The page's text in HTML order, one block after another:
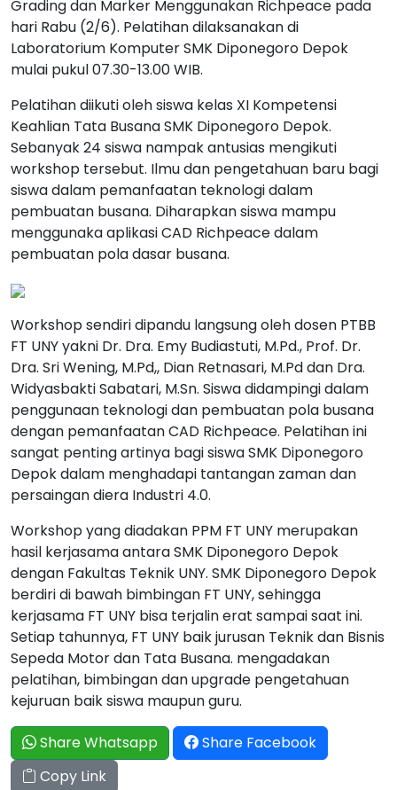
Grading dan Marker Menggunakan Richpeace pada
hari Rabu (2/6). Pelatihan dilaksanakan di
Laboratorium Komputer SMK Diponegoro Depok
mulai pukul 07.30-13.00 WIB.
Pelatihan diikuti oleh siswa kelas XI Kompetensi
Keahlian Tata Busana SMK Diponegoro Depok.
Sebanyak 24 siswa nampak antusias mengikuti
workshop tersebut. Ilmu dan pengetahuan baru bagi
siswa dalam pemanfaatan teknologi dalam
pembuatan busana. Diharapkan siswa mampu
menggunaka aplikasi CAD Richpeace dalam
pembuatan pola dasar busana.
Workshop sendiri dipandu langsung oleh dosen PTBB
FT UNY yakni Dr. Dra. Emy Budiastuti, M.Pd., Prof. Dr.
Dra. Sri Wening, M.Pd,, Dian Retnasari, M.Pd dan Dra.
Widyasbakti Sabatari, M.Sn. Siswa didampingi dalam
penggunaan teknologi dan pembuatan pola busana
dengan pemanfaatan CAD Richpeace. Pelatihan ini
sangat penting artinya bagi siswa SMK Diponegoro
Depok dalam menghadapi tantangan zaman dan
persaingan diera Industri 4.0.
Workshop yang diadakan PPM FT UNY merupakan
hasil kerjasama antara SMK Diponegoro Depok
dengan Fakultas Teknik UNY. SMK Diponegoro Depok
berdiri di bawah bimbingan FT UNY, sehingga
kerjasama FT UNY bisa terjalin erat sampai saat ini.
Setiap tahunnya, FT UNY baik jurusan Teknik dan Bisnis
Sepeda Motor dan Tata Busana. mengadakan
pelatihan, bimbingan dan upgrade pengetahuan
kejuruan baik siswa maupun guru.
Share Whatsapp
Share Facebook
Copy Link